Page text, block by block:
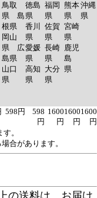
鳥取
県 島
根県
岡山
県 広
島県
山口
県
徳島
県
香川
県
愛媛
県
高知
県
福岡
県
佐賀
県
長崎
県
大分
県
熊本
県
宮崎
県
鹿児
島
県
沖縄
県
598円
598
円
1600
円
1600
円
1600
円
。
合があります。